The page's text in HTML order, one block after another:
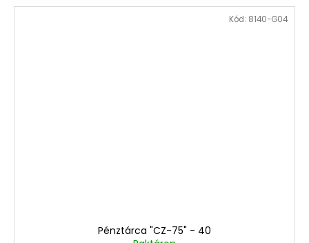
Pénztárca "CZ-75" - 40
Kód: 8140-G04